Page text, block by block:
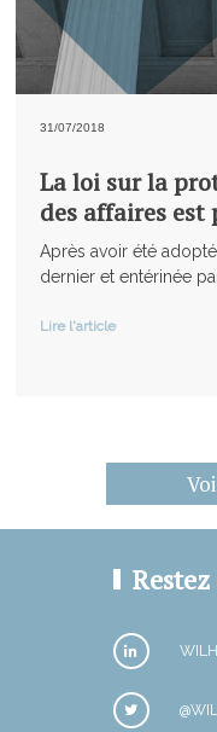
31/07/2018
La loi sur la
des affaires est
Après avoir été
dernier et entérinée
Lire l'article